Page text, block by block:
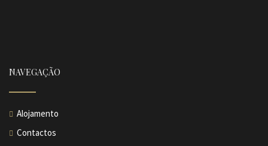
NAVEGAÇÃO
Alojamento
Contactos